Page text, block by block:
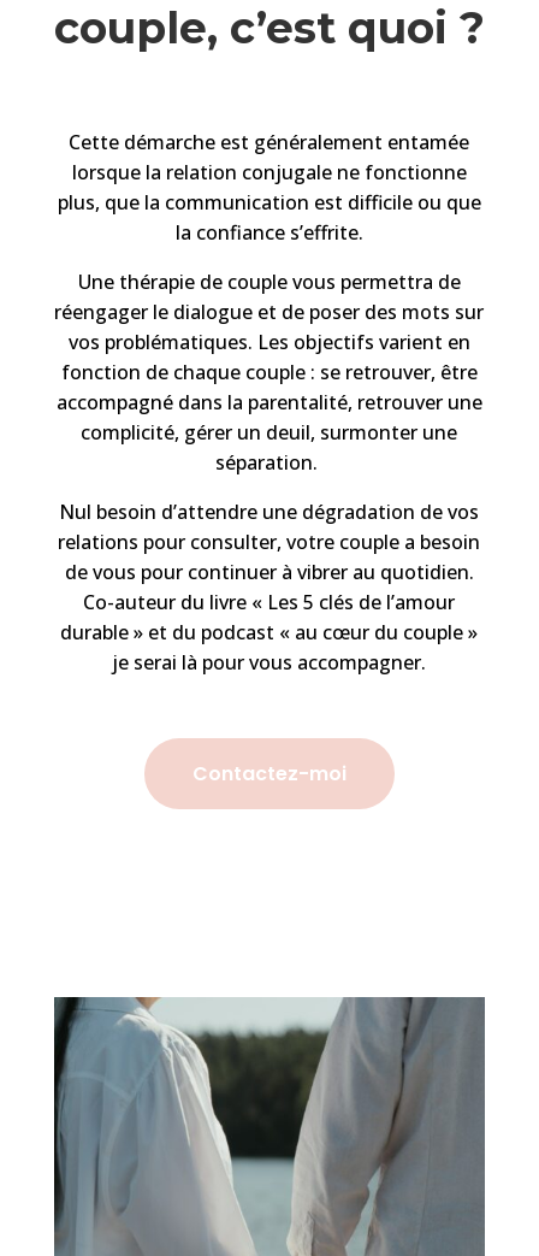
couple, c’est quoi ?
Cette démarche est généralement entamée
lorsque la relation conjugale ne fonctionne
plus, que la communication est difficile ou que
la confiance s’effrite.
Une thérapie de couple vous permettra de
réengager le dialogue et de poser des mots sur
vos problématiques. Les objectifs varient en
fonction de chaque couple : se retrouver, être
accompagné dans la parentalité, retrouver une
complicité, gérer un deuil, surmonter une
séparation.
Nul besoin d’attendre une dégradation de vos
relations pour consulter, votre couple a besoin
de vous pour continuer à vibrer au quotidien.
Co-auteur du livre « Les 5 clés de l’amour
durable » et du podcast « au cœur du couple »
je serai là pour vous accompagner.
Contactez-moi